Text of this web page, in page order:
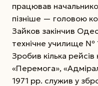
працював
пізніше — головою
Зайков закінчив
технічне училище №
Зробив кілька рейсів
«Перемога»,
1971 рр. служив у